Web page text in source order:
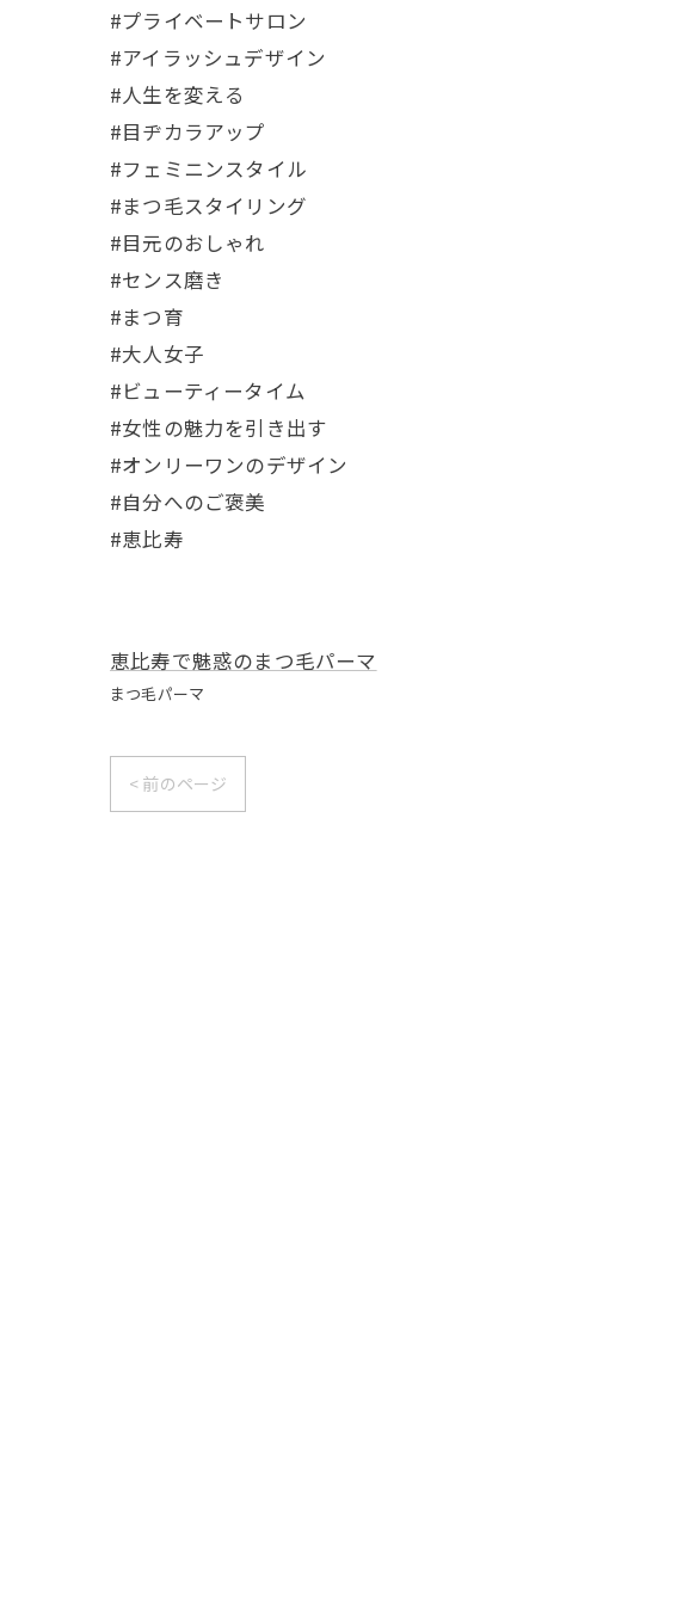
#プライベートサロン
#アイラッシュデザイン
#人生を変える
#目ヂカラアップ
#フェミニンスタイル
#まつ毛スタイリング
#目元のおしゃれ
#センス磨き
#まつ育
#大人女子
#ビューティータイム
#女性の魅力を引き出す
#オンリーワンのデザイン
#自分へのご褒美
#恵比寿
恵比寿で魅惑のまつ毛パーマ
まつ毛パーマ
< 前のページ